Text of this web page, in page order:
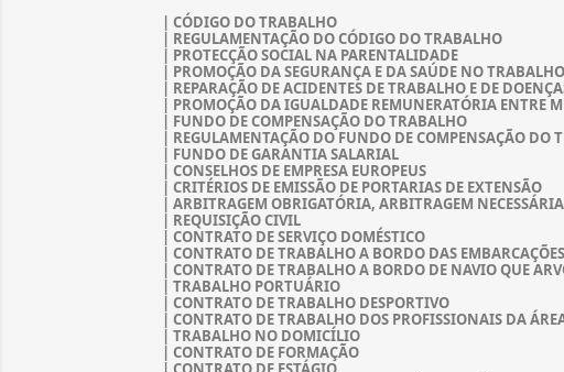
| CÓDIGO DO TRABALHO
| REGULAMENTAÇÃO DO CÓDIGO DO TRABALHO
| PROTECÇÃO SOCIAL NA PARENTALIDADE
| PROMOÇÃO DA SEGURANÇA E DA SAÚDE NO TRABALHO
| REPARAÇÃO DE ACIDENTES DE TRABALHO E DE
| PROMOÇÃO DA IGUALDADE REMUNERATÓRIA ENTRE
| FUNDO DE COMPENSAÇÃO DO TRABALHO
| REGULAMENTAÇÃO DO FUNDO DE COMPENSAÇÃO DO
| FUNDO DE GARANTIA SALARIAL
| CONSELHOS DE EMPRESA EUROPEUS
| CRITÉRIOS DE EMISSÃO DE PORTARIAS DE EXTENSÃO
| ARBITRAGEM OBRIGATÓRIA, ARBITRAGEM
| REQUISIÇÃO CIVIL
| CONTRATO DE SERVIÇO DOMÉSTICO
| CONTRATO DE TRABALHO A BORDO DAS
| CONTRATO DE TRABALHO A BORDO DE NAVIO QUE
| TRABALHO PORTUÁRIO
| CONTRATO DE TRABALHO DESPORTIVO
| CONTRATO DE TRABALHO DOS PROFISSIONAIS DA
| TRABALHO NO DOMICÍLIO
| CONTRATO DE FORMAÇÃO